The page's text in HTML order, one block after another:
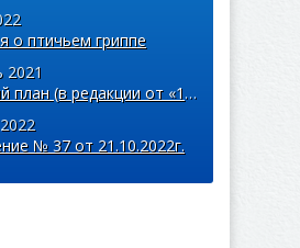
о птичьем гриппе
2021
Генеральный план (в редакции от «15» декабря 2020 года № 39)
№ 37 от 21.10.2022г.